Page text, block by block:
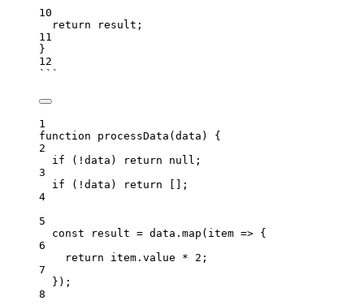
10
return result;
11
}
12
```
1
function processData(data) {
2
if (!data) return null;
3
if (!data) return [];
4
5
const result = data.map(item => {
6
return item.value * 2;
7
});
8